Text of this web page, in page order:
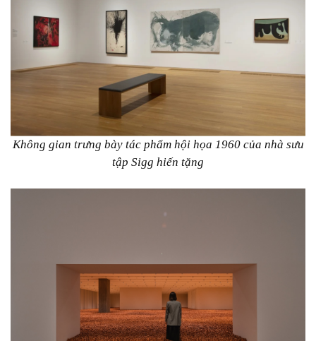
Không gian trưng bày tác phẩm hội họa 1960 của nhà sưu
tập Sigg hiến tặng